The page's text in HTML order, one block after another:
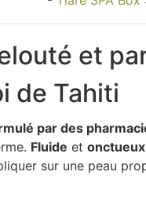
et
de Tahiti
par des
Fluide et onctueux
sur une peau